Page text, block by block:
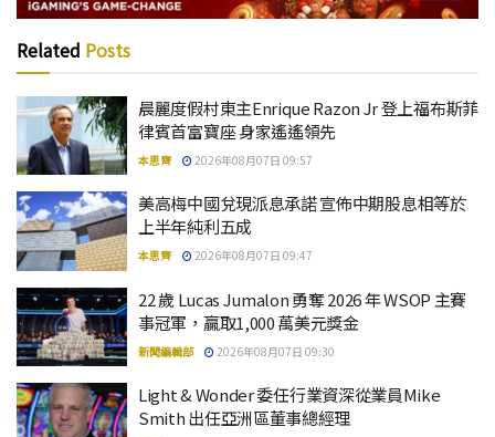
Related Posts
晨麗度假村東主Enrique Razon Jr 登上福布斯菲
律賓首富寶座 身家遙遙領先
本思齊 2026年08月07日 09:57
美高梅中國兌現派息承諾 宣佈中期股息相等於
上半年純利五成
本思齊 2026年08月07日 09:47
22 歲 Lucas Jumalon 勇奪 2026 年 WSOP 主賽
事冠軍，贏取1,000 萬美元獎金
新聞編輯部 2026年08月07日 09:30
Light & Wonder 委任行業資深從業員Mike
Smith 出任亞洲區董事總經理